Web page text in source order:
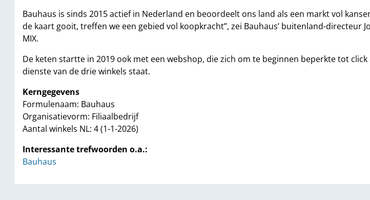
Bauhaus is sinds 2015 actief in Nederland en beoordeelt ons land als een markt vol
de kaart gooit, treffen we een gebied vol koopkracht”, zei Bauhaus’ buitenland-directeur
MIX.
De keten startte in 2019 ook met een webshop, die zich om te beginnen beperkte tot
dienste van de drie winkels staat.
Kerngegevens
Formulenaam: Bauhaus
Organisatievorm: Filiaalbedrijf
Aantal winkels NL: 4 (1-1-2026)
Interessante trefwoorden o.a.:
Bauhaus